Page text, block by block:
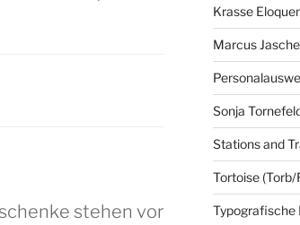
stehen vor
Krasse
Marcus
Sonja
Stations and
Tortoise (Torb/
Typografische